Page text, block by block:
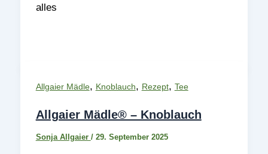
alles
Allgaier Mädle, Knoblauch, Rezept, Tee
Allgaier Mädle® – Knoblauch
Sonja Allgaier / 29. September 2025